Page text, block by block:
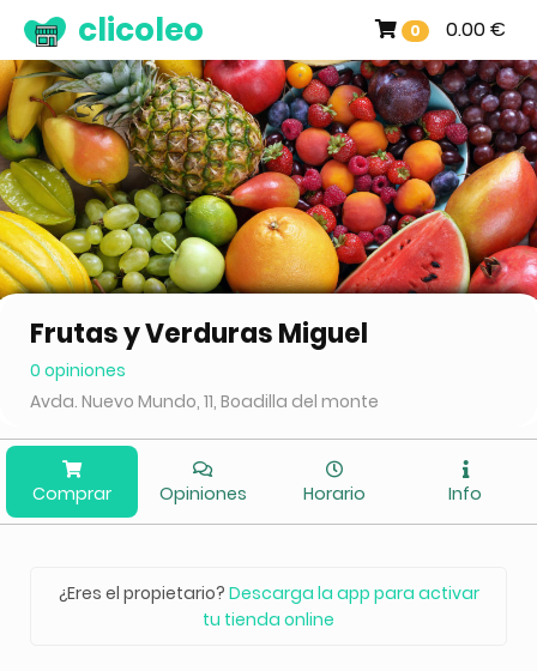
0 0.00 €
clicoleo
Frutas y Verduras Miguel
0 opiniones
Avda. Nuevo Mundo, 11, Boadilla del monte
Comprar Opiniones Horario Info
¿Eres el propietario? Descarga la app para activar
tu tienda online